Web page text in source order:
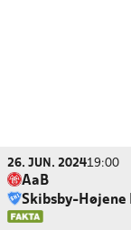
26. JUN. 202419:00
AaB
Skibsby-Højene